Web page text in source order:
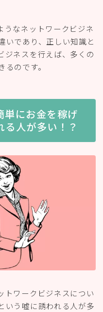
うなネットワークビジネ
いであり、正しい知識と
ジネスを行えば、多くの
のです。
単にお金を稼げ
人が多い！？
トワークビジネスについ
いう嘘に誘われる人が多